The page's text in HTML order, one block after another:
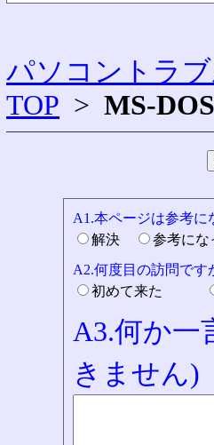
パソコントラ
TOP > MS-
A1.本ページは参考
解決
参考に
A2.何度目の訪問です
初めて来た
A3.何か一
きません)